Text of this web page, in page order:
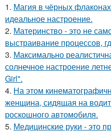
1. Магия в чёрных
идеальное настроение.
2. Материнство - это не
выстраивание процессов,
3. Максимально
солнечное настроение
Girl".
4. На этом
женщина, сидящая на
роскошного автомобиля.
5. Медицинские руки - это